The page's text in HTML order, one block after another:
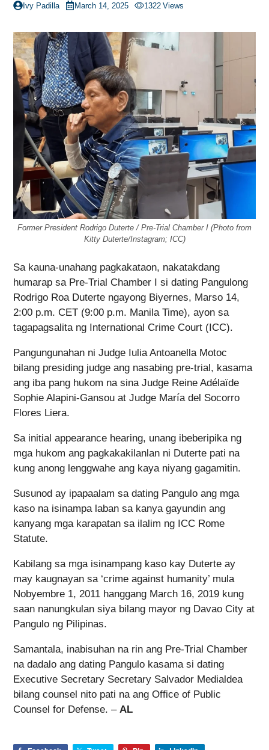
Ivy Padilla March 14, 2025 1322 Views
Former President Rodrigo Duterte / Pre-Trial Chamber I (Photo from
Kitty Duterte/Instagram; ICC)
Sa kauna-unahang pagkakataon, nakatakdang
humarap sa Pre-Trial Chamber I si dating Pangulong
Rodrigo Roa Duterte ngayong Biyernes, Marso 14,
2:00 p.m. CET (9:00 p.m. Manila Time), ayon sa
tagapagsalita ng International Crime Court (ICC).
Pangungunahan ni Judge Iulia Antoanella Motoc
bilang presiding judge ang nasabing pre-trial, kasama
ang iba pang hukom na sina Judge Reine Adélaïde
Sophie Alapini-Gansou at Judge María del Socorro
Flores Liera.
Sa initial appearance hearing, unang ibeberipika ng
mga hukom ang pagkakakilanlan ni Duterte pati na
kung anong lenggwahe ang kaya niyang gagamitin.
Susunod ay ipapaalam sa dating Pangulo ang mga
kaso na isinampa laban sa kanya gayundin ang
kanyang mga karapatan sa ilalim ng ICC Rome
Statute.
Kabilang sa mga isinampang kaso kay Duterte ay
may kaugnayan sa ‘crime against humanity’ mula
Nobyembre 1, 2011 hanggang March 16, 2019 kung
saan nanungkulan siya bilang mayor ng Davao City at
Pangulo ng Pilipinas.
Samantala, inabisuhan na rin ang Pre-Trial Chamber
na dadalo ang dating Pangulo kasama si dating
Executive Secretary Secretary Salvador Medialdea
bilang counsel nito pati na ang Office of Public
Counsel for Defense. – AL